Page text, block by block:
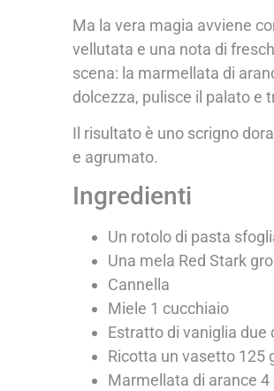
Ma la vera magia avviene
vellutata e una nota di
scena: la marmellata di
dolcezza, pulisce il palato e
Il risultato è uno scrigno
e agrumato.
Ingredienti
Un rotolo di pasta
Una mela Red Stark
Cannella
Miele 1 cucchiaio
Estratto di vaniglia due
Ricotta un vasetto 125
Marmellata di arance 4